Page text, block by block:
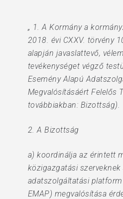
„ 1. A Kormány a
2018. évi CXXV. törvény
alapján javaslattevő,
tevékenységet végző
Esemény Alapú
Megvalósításáért Felelős
továbbiakban: Bizottság).
2. A Bizottság
a) koordinálja az érintett
közigazgatási
adatszolgáltatási
EMAP) megvalósítása